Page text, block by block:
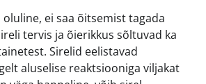
ei saa õitsemist tagada
tervis ja õierikkus sõltuvad ka
Sirelid eelistavad
aluselise reaktsiooniga viljakat